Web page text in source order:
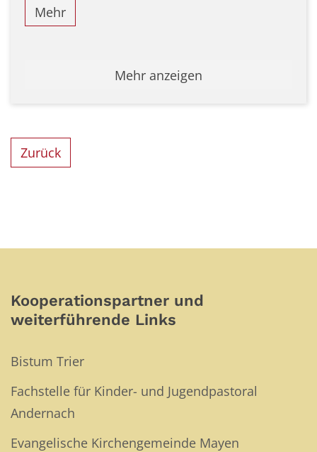
Mehr
Mehr anzeigen
Zurück
Kooperationspartner und
weiterführende Links
Bistum Trier
Fachstelle für Kinder- und Jugendpastoral
Andernach
Evangelische Kirchengemeinde Mayen